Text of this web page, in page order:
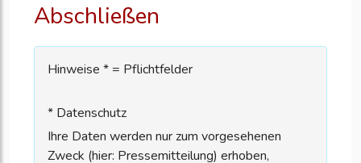
Abschließen
Hinweise * = Pflichtfelder
* Datenschutz
Ihre Daten werden nur zum vorgesehenen
Zweck (hier: Pressemitteilung) erhoben,